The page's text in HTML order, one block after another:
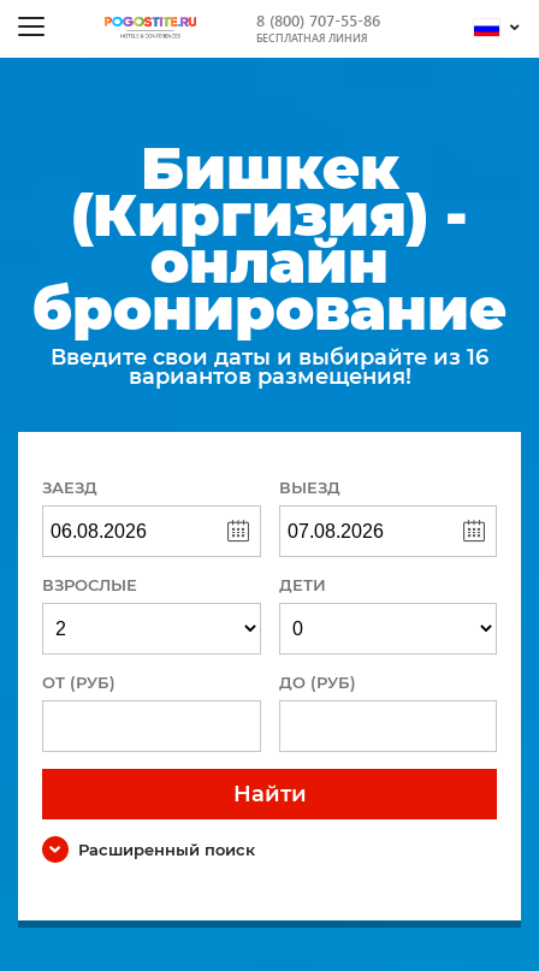
8 (800) 707-55-86
БЕСПЛАТНАЯ ЛИНИЯ
Бишкек
(Киргизия) -
онлайн
бронирование
Введите свои даты и выбирайте из 16
вариантов размещения!
ЗАЕЗД ВЫЕЗД
ВЗРОСЛЫЕ ДЕТИ
ОТ (РУБ) ДО (РУБ)
Найти
Расширенный поиск